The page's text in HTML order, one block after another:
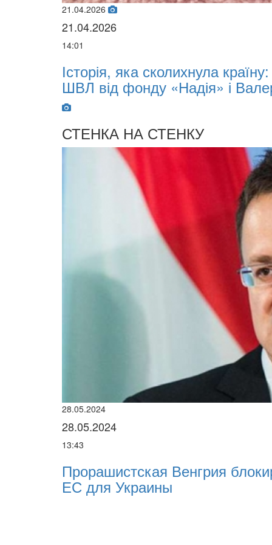
21.04.2026
21.04.2026
14:01
Історія, яка сколихнула
ШВЛ від фонду «Надія» і
СТЕНКА НА СТЕНКУ
28.05.2024
28.05.2024
13:43
Прорашистская Венгрия
ЕС для Украины